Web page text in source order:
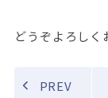
どうぞよろしく
PREV